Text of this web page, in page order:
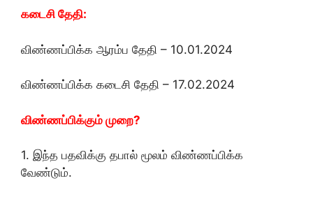
கடைசி தேதி:
விண்ணப்பிக்க ஆரம்ப தேதி – 10.01.2024
விண்ணப்பிக்க கடைசி தேதி – 17.02.2024
விண்ணப்பிக்கும் முறை?
1. இந்த பதவிக்கு தபால் மூலம் விண்ணப்பிக்க
வேண்டும்.